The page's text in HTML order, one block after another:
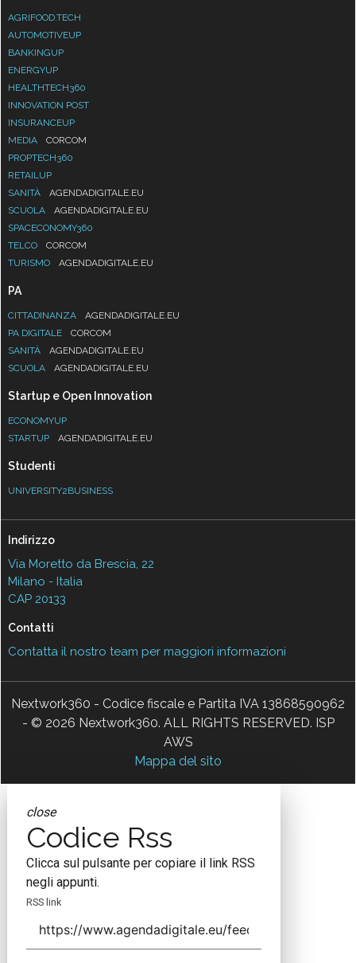
AGRIFOOD.TECH
AUTOMOTIVEUP
BANKINGUP
ENERGYUP
HEALTHTECH360
INNOVATION POST
INSURANCEUP
MEDIA
CORCOM
PROPTECH360
RETAILUP
SANITÀ
AGENDADIGITALE.EU
SCUOLA
AGENDADIGITALE.EU
SPACECONOMY360
TELCO
CORCOM
TURISMO
AGENDADIGITALE.EU
PA
CITTADINANZA
AGENDADIGITALE.EU
PA DIGITALE
CORCOM
SANITÀ
AGENDADIGITALE.EU
SCUOLA
AGENDADIGITALE.EU
Startup e Open Innovation
ECONOMYUP
STARTUP
AGENDADIGITALE.EU
Studenti
UNIVERSITY2BUSINESS
Indirizzo
Via Moretto da Brescia, 22
Milano - Italia
CAP 20133
Contatti
Contatta il nostro team per maggiori informazioni
Nextwork360 - Codice fiscale e Partita IVA 13868590962
- © 2026 Nextwork360. ALL RIGHTS RESERVED. ISP
AWS
Mappa del sito
close
Codice Rss
Clicca sul pulsante per copiare il link RSS
negli appunti.
RSS link